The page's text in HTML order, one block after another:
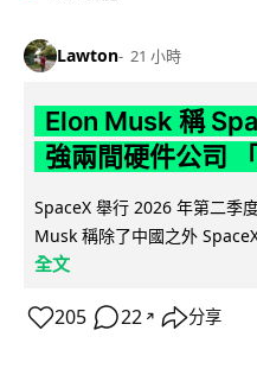
Lawton 21 小時
Elon Musk 稱
強兩間硬件公司
SpaceX 舉行 2026 年第二季
Musk 稱除了中國之外
全文
205 22 ↗ 分享